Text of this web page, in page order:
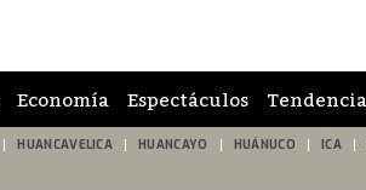
Economía Espectáculos Tendencia
HUANCAVELICA HUANCAYO HUÁNUCO ICA